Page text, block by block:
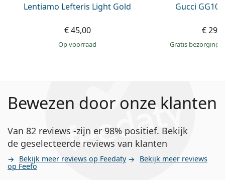
Lentiamo Lefteris Light Gold
€ 45,00
op voorraad
Gucci
€
Gratis bezorging
Bewezen door onze klanten
Van 82 reviews -zijn er 98% positief. Bekijk
de geselecteerde reviews van klanten
Bekijk meer reviews op Feedaty Bekijk meer reviews
op Feefo